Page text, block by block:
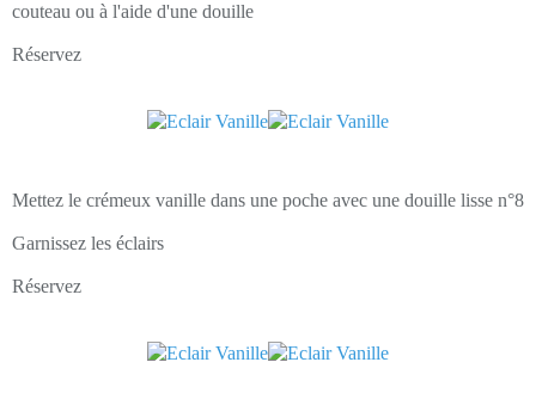
couteau ou à l'aide d'une douille
Réservez
Mettez le crémeux vanille dans une poche avec une douille lisse n°8
Garnissez les éclairs
Réservez